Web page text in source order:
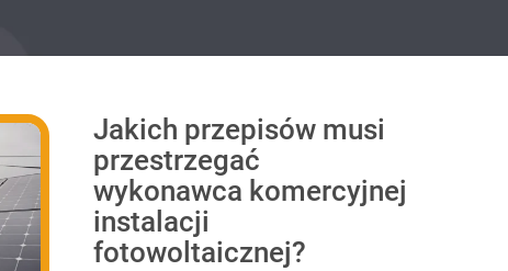
Jakich przepisów musi
przestrzegać
wykonawca komercyjnej
instalacji
fotowoltaicznej?